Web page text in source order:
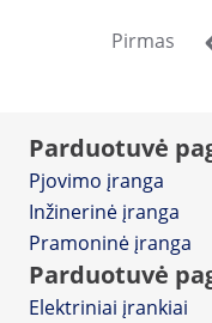
Pirmas
Parduotuvė
Pjovimo įranga
Inžinerinė įranga
Pramoninė įranga
Parduotuvė
Elektriniai įrankiai